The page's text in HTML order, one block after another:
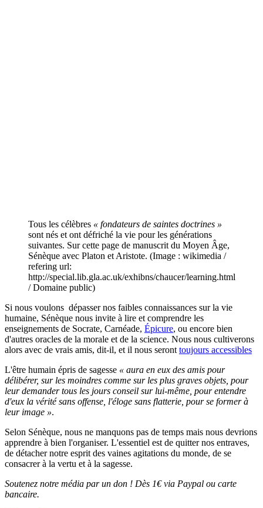
Tous les célèbres « fondateurs de saintes doctrines »
sont nés et ont défriché la vie pour les générations
suivantes. Sur cette page de manuscrit du Moyen Âge,
Sénèque avec Platon et Aristote. (Image : wikimedia /
refering url:
http://special.lib.gla.ac.uk/exhibns/chaucer/learning.html
/ Domaine public)
Si nous voulons dépasser nos faibles connaissances sur la vie
humaine, Sénèque nous invite à lire et comprendre les
enseignements de Socrate, Carnéade, Épicure, ou encore bien
d'autres oracles de la morale et de la science. Nous nous cultiverons
alors avec de vrais amis, dit-il, et il nous seront toujours accessibles
L'être humain épris de sagesse « aura en eux des amis pour
délibérer, sur les moindres comme sur les plus graves objets, pour
leur demander tous les jours conseil sur lui-même, pour entendre
d'eux la vérité sans offense, l'éloge sans flatterie, pour se former à
leur image ».
Selon Sénèque, nous ne manquons pas de temps mais nous devrions
apprendre à bien l'organiser. L'essentiel est de quitter nos entraves,
de détacher notre esprit des vaines agitations du monde, de se
consacrer à la vertu et à la sagesse.
Soutenez notre média par un don ! Dès 1€ via Paypal ou carte
bancaire.